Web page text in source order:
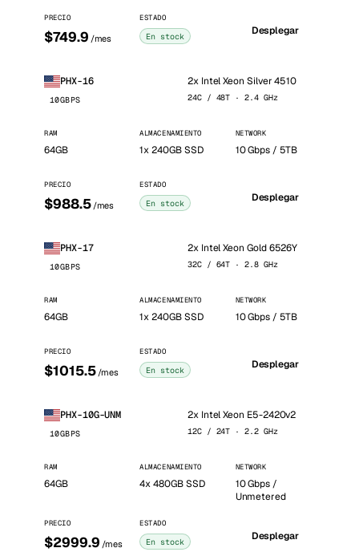
PRECIO
$749.9 /mes
ESTADO
En stock Desplegar
PHX-16
10GBPS
2x Intel Xeon Silver 4510
24C / 48T · 2.4 GHz
RAM
64GB
ALMACENAMIENTO
1x 240GB SSD
NETWORK
10 Gbps / 5TB
PRECIO
$988.5 /mes
ESTADO
En stock Desplegar
PHX-17
10GBPS
2x Intel Xeon Gold 6526Y
32C / 64T · 2.8 GHz
RAM
64GB
ALMACENAMIENTO
1x 240GB SSD
NETWORK
10 Gbps / 5TB
PRECIO
$1015.5 /mes
ESTADO
En stock Desplegar
PHX-10G-UNM
10GBPS
2x Intel Xeon E5-2420v2
12C / 24T · 2.2 GHz
RAM
64GB
ALMACENAMIENTO
4x 480GB SSD
NETWORK
10 Gbps /
Unmetered
PRECIO
$2999.9 /mes
ESTADO
En stock Desplegar